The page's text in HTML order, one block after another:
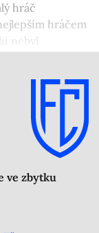
hráč
hráčem
nebyl
ve zbytku